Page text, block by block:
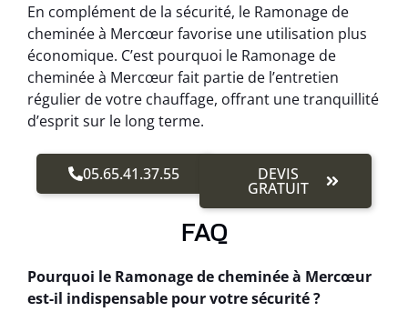
En complément de la sécurité, le Ramonage de
cheminée à Mercœur favorise une utilisation plus
économique. C’est pourquoi le Ramonage de
cheminée à Mercœur fait partie de l’entretien
régulier de votre chauffage, offrant une tranquillité
d’esprit sur le long terme.
05.65.41.37.55 DEVIS
GRATUIT
FAQ
Pourquoi le Ramonage de cheminée à Mercœur
est-il indispensable pour votre sécurité ?